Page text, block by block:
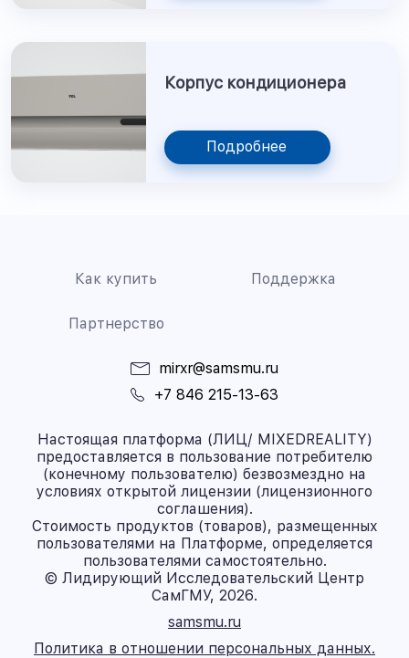
Корпус кондиционера
Подробнее
Как купить Поддержка
Партнерство
mirxr@samsmu.ru
+7 846 215-13-63
Настоящая платформа (ЛИЦ/ MIXEDREALITY)
предоставляется в пользование потребителю
(конечному пользователю) безвозмездно на
условиях открытой лицензии (лицензионного
соглашения).
Стоимость продуктов (товаров), размещенных
пользователями на Платформе, определяется
пользователями самостоятельно.
© Лидирующий Исследовательский Центр
СамГМУ, 2026.
samsmu.ru
Политика в отношении персональных данных.